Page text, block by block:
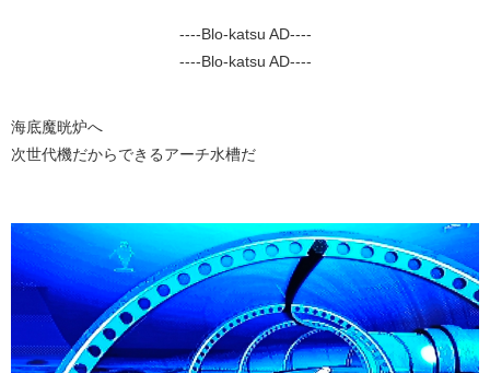
----Blo-katsu AD----
----Blo-katsu AD----
海底魔晄炉へ
次世代機だからできるアーチ水槽だ